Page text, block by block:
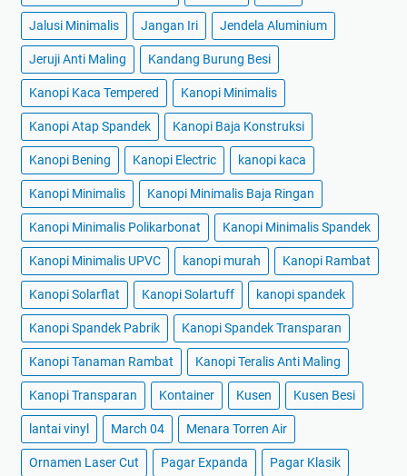
Jalusi Minimalis Jangan Iri Jendela Aluminium
Jeruji Anti Maling Kandang Burung Besi
Kanopi Kaca Tempered Kanopi Minimalis
Kanopi Atap Spandek Kanopi Baja Konstruksi
Kanopi Bening Kanopi Electric kanopi kaca
Kanopi Minimalis Kanopi Minimalis Baja Ringan
Kanopi Minimalis Polikarbonat Kanopi Minimalis Spandek
Kanopi Minimalis UPVC kanopi murah Kanopi Rambat
Kanopi Solarflat Kanopi Solartuff kanopi spandek
Kanopi Spandek Pabrik Kanopi Spandek Transparan
Kanopi Tanaman Rambat Kanopi Teralis Anti Maling
Kanopi Transparan Kontainer Kusen Kusen Besi
lantai vinyl March 04 Menara Torren Air
Ornamen Laser Cut Pagar Expanda Pagar Klasik